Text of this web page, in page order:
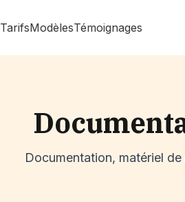
TarifsModèlesTémoignages
Documentation, matériel